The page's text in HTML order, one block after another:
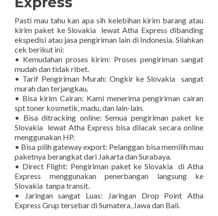
Pasti mau tahu kan apa sih kelebihan kirim barang atau
kirim paket ke Slovakia lewat Atha Express dibanding
ekspedisi atau jasa pengiriman lain di Indonesia. Silahkan
cek berikut ini:
• Kemudahan proses kirim: Proses pengiriman sangat
mudah dan tidak ribet.
• Tarif Pengiriman Murah: Ongkir ke Slovakia sangat
murah dan terjangkau.
• Bisa kirim Cairan: Kami menerima pengiriman cairan
spt toner kosmetik, madu, dan lain-lain.
• Bisa ditracking online: Semua pengiriman paket ke
Slovakia lewat Atha Express bisa dilacak secara online
menggunakan HP.
• Bisa pilih gateway export: Pelanggan bisa memilih mau
paketnya berangkat dari Jakarta dan Surabaya.
• Direct Flight: Pengiriman paket ke Slovakia di Atha
Express menggunakan penerbangan langsung ke
Slovakia tanpa transit.
• Jaringan sangat Luas: Jaringan Drop Point Atha
Express Grup tersebar di Sumatera, Jawa dan Bali.